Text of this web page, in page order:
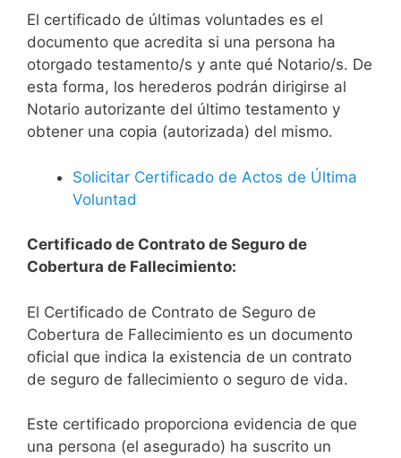
El certificado de últimas voluntades es el
documento que acredita si una persona ha
otorgado testamento/s y ante qué Notario/s. De
esta forma, los herederos podrán dirigirse al
Notario autorizante del último testamento y
obtener una copia (autorizada) del mismo.
Solicitar Certificado de Actos de Última
Voluntad
Certificado de Contrato de Seguro de
Cobertura de Fallecimiento:
El Certificado de Contrato de Seguro de
Cobertura de Fallecimiento es un documento
oficial que indica la existencia de un contrato
de seguro de fallecimiento o seguro de vida.
Este certificado proporciona evidencia de que
una persona (el asegurado) ha suscrito un